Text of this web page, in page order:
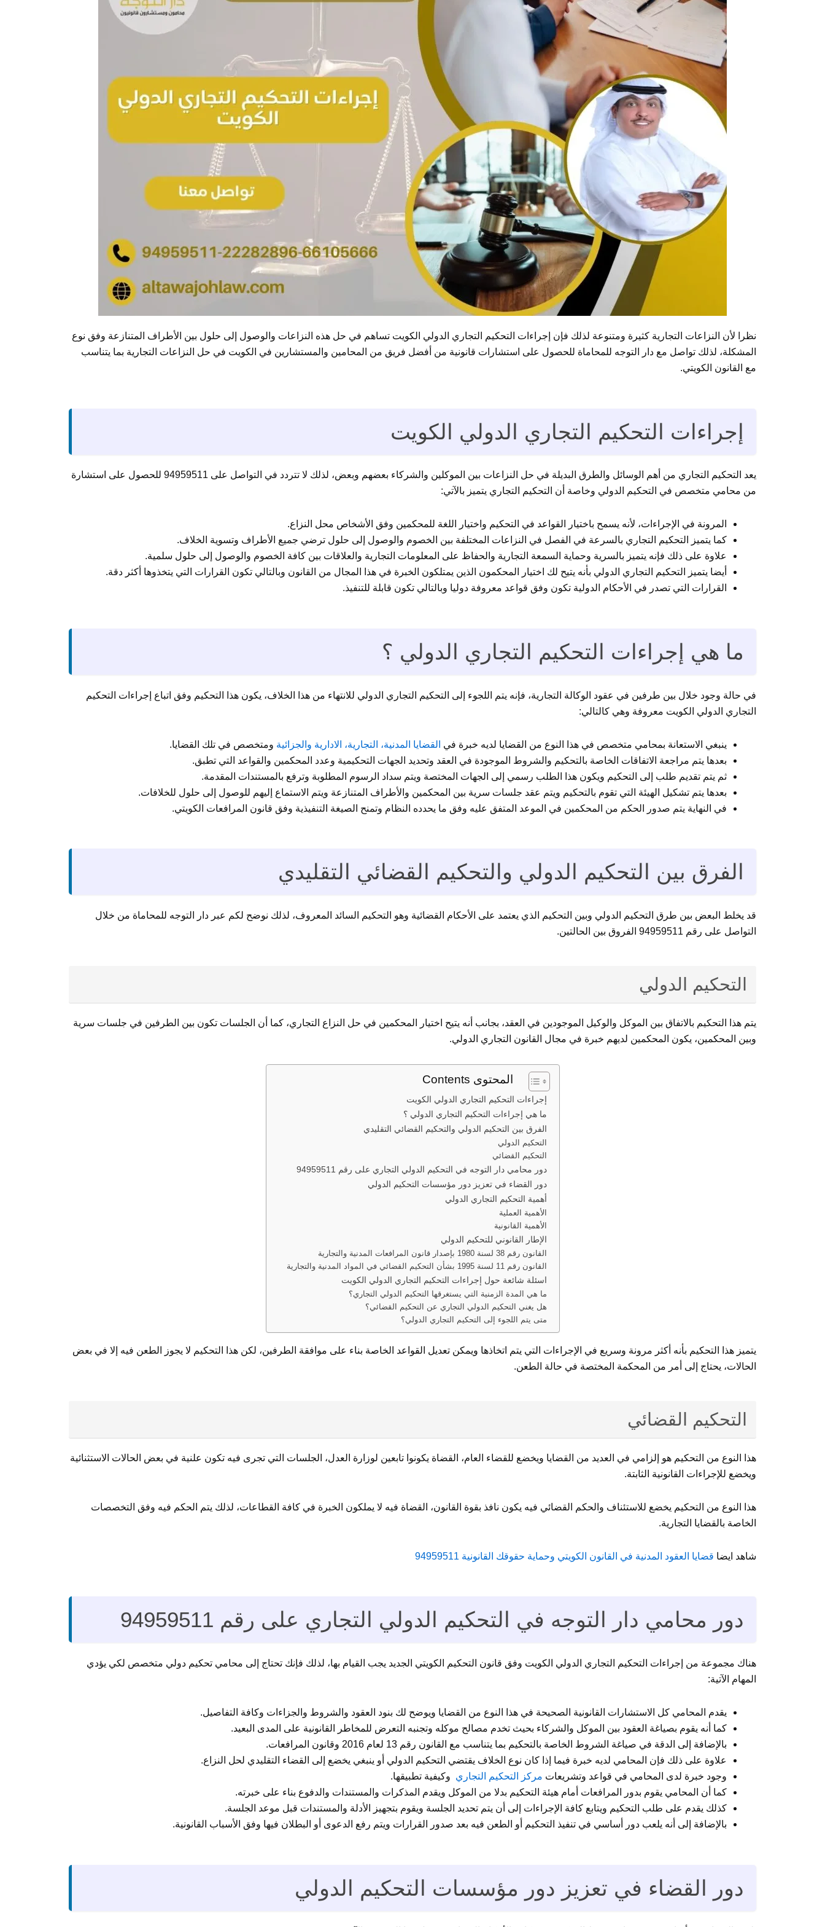
نظرا لأن النزاعات التجارية كثيرة ومتنوعة لذلك فإن إجراءات التحكيم التجاري الدولي الكويت تساهم في حل هذه النزاعات والوصول إلى حلول بين الأطراف المتنازعة وفق نوع
المشكلة، لذلك تواصل مع دار التوجه للمحاماة للحصول على استشارات قانونية من أفضل فريق من المحامين والمستشارين في الكويت في حل النزاعات التجارية بما يتناسب
مع القانون الكويتي.
إجراءات التحكيم التجاري الدولي الكويت
يعد التحكيم التجاري من أهم الوسائل والطرق البديلة في حل النزاعات بين الموكلين والشركاء بعضهم وبعض، لذلك لا تتردد في التواصل على 94959511 للحصول على استشارة
من محامي متخصص في التحكيم الدولي وخاصة أن التحكيم التجاري يتميز بالآتي:
المرونة في الإجراءات، لأنه يسمح باختيار القواعد في التحكيم واختيار اللغة للمحكمين وفق الأشخاص محل النزاع.
كما يتميز التحكيم التجاري بالسرعة في الفصل في النزاعات المختلفة بين الخصوم والوصول إلى حلول ترضي جميع الأطراف وتسوية الخلاف.
علاوة على ذلك فإنه يتميز بالسرية وحماية السمعة التجارية والحفاظ على المعلومات التجارية والعلاقات بين كافة الخصوم والوصول إلى حلول سلمية.
أيضا يتميز التحكيم التجاري الدولي بأنه يتيح لك اختيار المحكمون الذين يمتلكون الخبرة في هذا المجال من القانون وبالتالي تكون القرارات التي يتخذوها أكثر دقة.
القرارات التي تصدر في الأحكام الدولية تكون وفق قواعد معروفة دوليا وبالتالي تكون قابلة للتنفيذ.
ما هي إجراءات التحكيم التجاري الدولي ؟
في حالة وجود خلال بين طرفين في عقود الوكالة التجارية، فإنه يتم اللجوء إلى التحكيم التجاري الدولي للانتهاء من هذا الخلاف، يكون هذا التحكيم وفق اتباع إجراءات التحكيم
التجاري الدولي الكويت معروفة وهي كالتالي:
ينبغي الاستعانة بمحامي متخصص في هذا النوع من القضايا لديه خبرة في القضايا المدنية، التجارية، الادارية والجزائية ومتخصص في تلك القضايا.
بعدها يتم مراجعة الاتفاقات الخاصة بالتحكيم والشروط الموجودة في العقد وتحديد الجهات التحكيمية وعدد المحكمين والقواعد التي تطبق.
ثم يتم تقديم طلب إلى التحكيم ويكون هذا الطلب رسمي إلى الجهات المختصة ويتم سداد الرسوم المطلوبة وترفع بالمستندات المقدمة.
بعدها يتم تشكيل الهيئة التي تقوم بالتحكيم ويتم عقد جلسات سرية بين المحكمين والأطراف المتنازعة ويتم الاستماع إليهم للوصول إلى حلول للخلافات.
في النهاية يتم صدور الحكم من المحكمين في الموعد المتفق عليه وفق ما يحدده النظام وتمنح الصيغة التنفيذية وفق قانون المرافعات الكويتي.
الفرق بين التحكيم الدولي والتحكيم القضائي التقليدي
قد يخلط البعض بين طرق التحكيم الدولي وبين التحكيم الذي يعتمد على الأحكام القضائية وهو التحكيم السائد المعروف، لذلك نوضح لكم عبر دار التوجه للمحاماة من خلال
التواصل على رقم 94959511 الفروق بين الحالتين.
التحكيم الدولي
يتم هذا التحكيم بالاتفاق بين الموكل والوكيل الموجودين في العقد، بجانب أنه يتيح اختيار المحكمين في حل النزاع التجاري، كما أن الجلسات تكون بين الطرفين في جلسات سرية
وبين المحكمين، يكون المحكمين لديهم خبرة في مجال القانون التجاري الدولي.
المحتوى Contents
إجراءات التحكيم التجاري الدولي الكويت
ما هي إجراءات التحكيم التجاري الدولي ؟
الفرق بين التحكيم الدولي والتحكيم القضائي التقليدي
التحكيم الدولي
التحكيم القضائي
دور محامي دار التوجه في التحكيم الدولي التجاري على رقم 94959511
دور القضاء في تعزيز دور مؤسسات التحكيم الدولي
أهمية التحكيم التجاري الدولي
الأهمية العملية
الأهمية القانونية
الإطار القانوني للتحكيم الدولي
القانون رقم 38 لسنة 1980 بإصدار قانون المرافعات المدنية والتجارية
القانون رقم 11 لسنة 1995 بشأن التحكيم القضائي في المواد المدنية والتجارية
اسئلة شائعة حول إجراءات التحكيم التجاري الدولي الكويت
ما هي المدة الزمنية التي يستغرقها التحكيم الدولي التجاري؟
هل يغني التحكيم الدولي التجاري عن التحكيم القضائي؟
متى يتم اللجوء إلى التحكيم التجاري الدولي؟
يتميز هذا التحكيم بأنه أكثر مرونة وسريع في الإجراءات التي يتم اتخاذها ويمكن تعديل القواعد الخاصة بناء على موافقة الطرفين، لكن هذا التحكيم لا يجوز الطعن فيه إلا في بعض
الحالات، يحتاج إلى أمر من المحكمة المختصة في حالة الطعن.
التحكيم القضائي
هذا النوع من التحكيم هو إلزامي في العديد من القضايا ويخضع للقضاء العام، القضاة يكونوا تابعين لوزارة العدل، الجلسات التي تجرى فيه تكون علنية في بعض الحالات الاستثنائية
ويخضع للإجراءات القانونية الثابتة.
هذا النوع من التحكيم يخضع للاستئناف والحكم القضائي فيه يكون نافذ بقوة القانون، القضاة فيه لا يملكون الخبرة في كافة القطاعات، لذلك يتم الحكم فيه وفق التخصصات
الخاصة بالقضايا التجارية.
شاهد ايضا قضايا العقود المدنية في القانون الكويتي وحماية حقوقك القانونية 94959511
دور محامي دار التوجه في التحكيم الدولي التجاري على رقم 94959511
هناك مجموعة من إجراءات التحكيم التجاري الدولي الكويت وفق قانون التحكيم الكويتي الجديد يجب القيام بها، لذلك فإنك تحتاج إلى محامي تحكيم دولي متخصص لكي يؤدي
المهام الآتية:
يقدم المحامي كل الاستشارات القانونية الصحيحة في هذا النوع من القضايا ويوضح لك بنود العقود والشروط والجزاءات وكافة التفاصيل.
كما أنه يقوم بصياغة العقود بين الموكل والشركاء بحيث تخدم مصالح موكله وتجنبه التعرض للمخاطر القانونية على المدى البعيد.
بالإضافة إلى الدقة في صياغة الشروط الخاصة بالتحكيم بما يتناسب مع القانون رقم 13 لعام 2016 وقانون المرافعات.
علاوة على ذلك فإن المحامي لديه خبرة فيما إذا كان نوع الخلاف يقتضي التحكيم الدولي أو ينبغي يخضع إلى القضاء التقليدي لحل النزاع.
وجود خبرة لدى المحامي في قواعد وتشريعات مركز التحكيم التجاري وكيفية تطبيقها.
كما أن المحامي يقوم بدور المرافعات أمام هيئة التحكيم بدلا من الموكل ويقدم المذكرات والمستندات والدفوع بناء على خبرته.
كذلك يقدم على طلب التحكيم ويتابع كافة الإجراءات إلى أن يتم تحديد الجلسة ويقوم بتجهيز الأدلة والمستندات قبل موعد الجلسة.
بالإضافة إلى أنه يلعب دور أساسي في تنفيذ التحكيم أو الطعن فيه بعد صدور القرارات ويتم رفع الدعوى أو البطلان فيها وفق الأسباب القانونية.
دور القضاء في تعزيز دور مؤسسات التحكيم الدولي